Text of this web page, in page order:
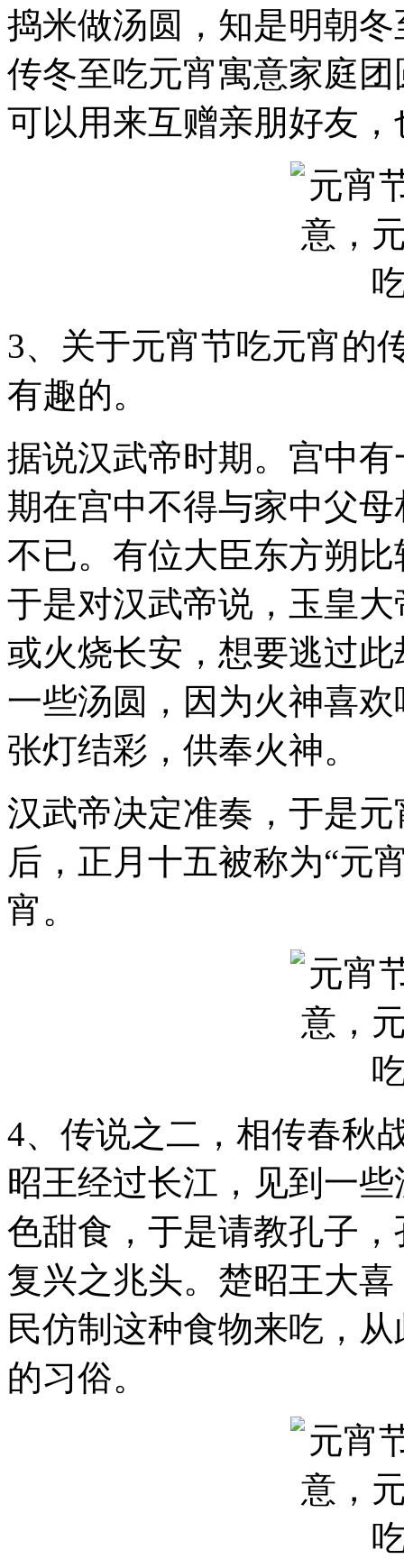
捣米做汤圆，知是明朝
传冬至吃元宵寓意家庭
可以用来互赠亲朋好友
3、关于元宵节吃元宵的
有趣的。
据说汉武帝时期。宫中
期在宫中不得与家中父
不已。有位大臣东方朔
于是对汉武帝说，玉皇
或火烧长安，想要逃过
一些汤圆，因为火神喜
张灯结彩，供奉火神。
汉武帝决定准奏，于是
后，正月十五被称为“元
宵。
4、传说之二，相传春秋
昭王经过长江，见到一
色甜食，于是请教孔子
复兴之兆头。楚昭王大
民仿制这种食物来吃，
的习俗。